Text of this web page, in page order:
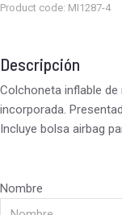
Product code: MI1287-4
Descripción
Colchoneta inflable
incorporada.
Incluye bolsa airbag
Nombre